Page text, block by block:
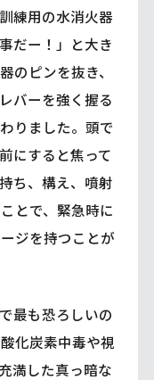
練用の水消火器
だー！」と大き
のピンを抜き、
バーを強く握る
りました。頭で
にすると焦って
ち、構え、噴射
とで、緊急時に
ジを持つことが
最も恐ろしいの
化炭素中毒や視
満した真っ暗な